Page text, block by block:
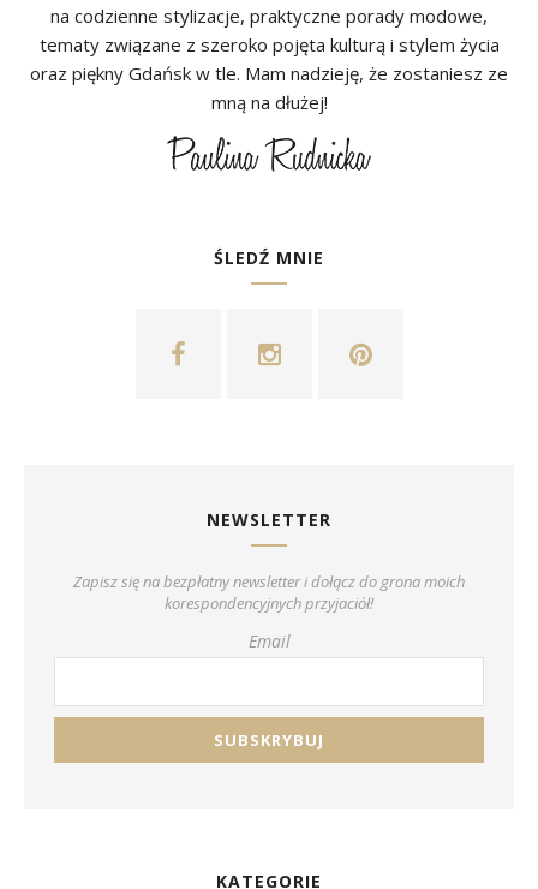
na codzienne stylizacje, praktyczne porady modowe,
tematy związane z szeroko pojęta kulturą i stylem życia
oraz piękny Gdańsk w tle. Mam nadzieję, że zostaniesz ze
mną na dłużej!
ŚLEDŹ MNIE
NEWSLETTER
Zapisz się na bezpłatny newsletter i dołącz do grona moich
korespondencyjnych przyjaciół!
Email
KATEGORIE